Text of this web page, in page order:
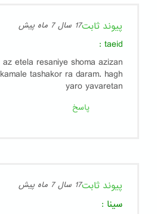
پیوند ثابت17 سال 7 ماه پیش
taeid
:
az etela resaniye shoma azizan
kamale tashakor ra daram. hagh
yaro yavaretan
پاسخ
پیوند ثابت17 سال 7 ماه پیش
سینا :